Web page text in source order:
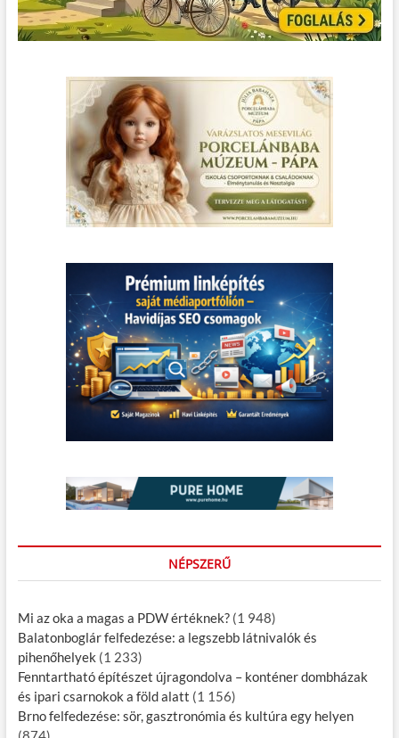
NÉPSZERŰ
Mi az oka a magas a PDW értéknek? (1 948)
Balatonboglár felfedezése: a legszebb látnivalók és
pihenőhelyek (1 233)
Fenntartható építészet újragondolva – konténer dombházak
és ipari csarnokok a föld alatt (1 156)
Brno felfedezése: sör, gasztronómia és kultúra egy helyen